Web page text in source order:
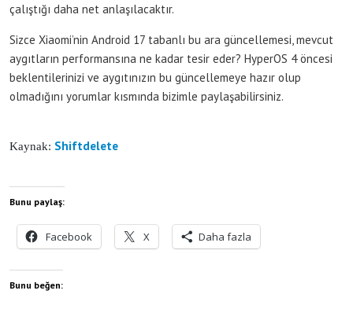
çalıştığı daha net anlaşılacaktır.
Sizce Xiaomi’nin Android 17 tabanlı bu ara güncellemesi, mevcut
aygıtların performansına ne kadar tesir eder? HyperOS 4 öncesi
beklentilerinizi ve aygıtınızın bu güncellemeye hazır olup
olmadığını yorumlar kısmında bizimle paylaşabilirsiniz.
Kaynak: Shiftdelete
Bunu paylaş:
Facebook X Daha fazla
Bunu beğen: